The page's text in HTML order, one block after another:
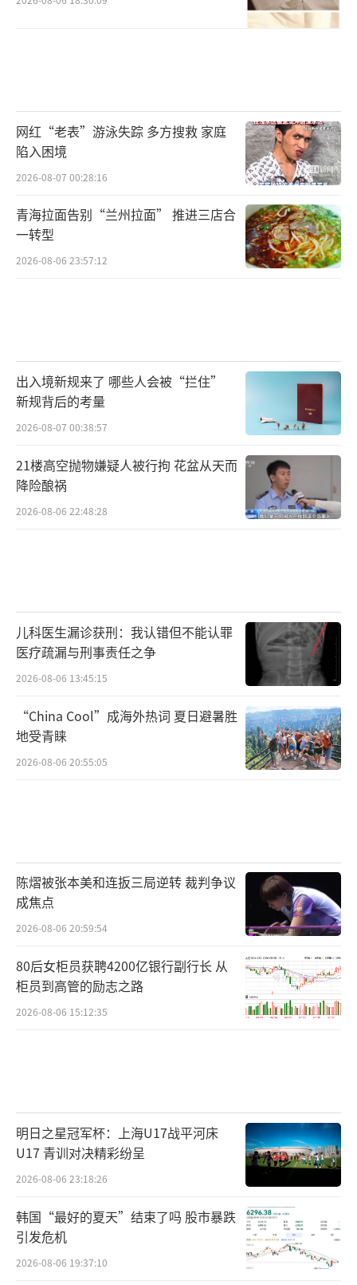
网红“老表”游泳失踪 多方搜救 家庭
陷入困境
2026-08-07 00:28:16
青海拉面告别“兰州拉面” 推进三店合
一转型
2026-08-06 23:57:12
出入境新规来了 哪些人会被“拦住”
新规背后的考量
2026-08-07 00:38:57
21楼高空抛物嫌疑人被行拘 花盆从天而
降险酿祸
2026-08-06 22:48:28
儿科医生漏诊获刑：我认错但不能认罪
医疗疏漏与刑事责任之争
2026-08-06 13:45:15
“China Cool”成海外热词 夏日避暑胜
地受青睐
2026-08-06 20:55:05
陈熠被张本美和连扳三局逆转 裁判争议
成焦点
2026-08-06 20:59:54
80后女柜员获聘4200亿银行副行长 从
柜员到高管的励志之路
2026-08-06 15:12:35
明日之星冠军杯：上海U17战平河床
U17 青训对决精彩纷呈
2026-08-06 23:18:26
韩国“最好的夏天”结束了吗 股市暴跌
引发危机
2026-08-06 19:37:10